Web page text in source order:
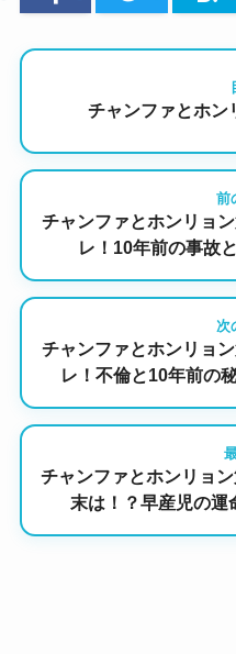
チャンファとホン
前
チャンファとホンリョ
レ！10年前の事故
次
チャンファとホンリョ
レ！不倫と10年前の
チャンファとホンリョ
末は！？早産児の運